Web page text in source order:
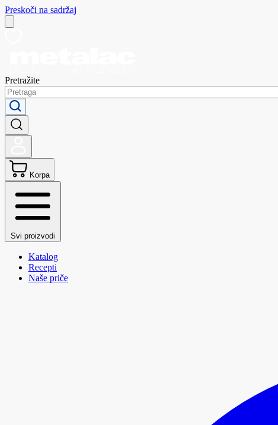
Preskoči na sadržaj
Pretražite
Korpa
Svi proizvodi
Katalog
Recepti
Naše priče